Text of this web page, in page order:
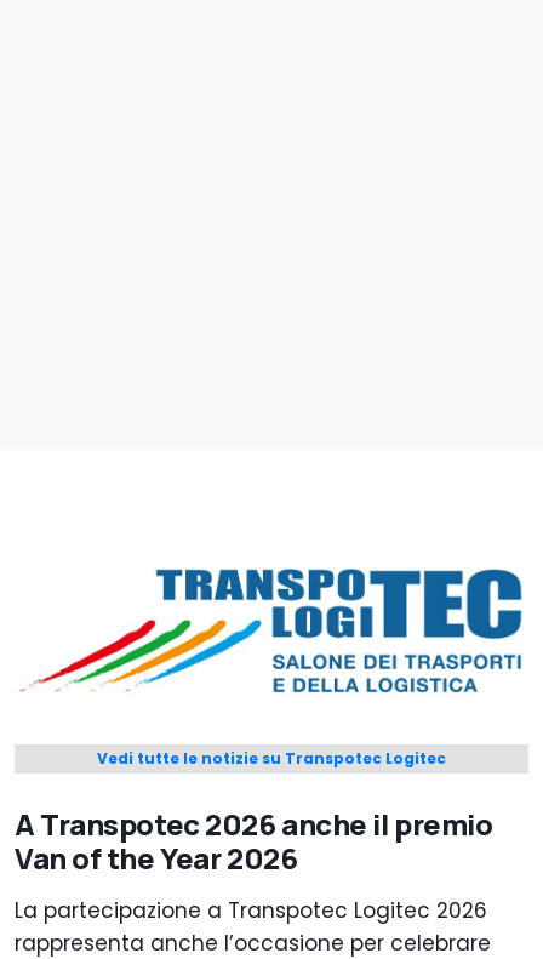
Vedi tutte le notizie su Transpotec Logitec
A Transpotec 2026 anche il premio
Van of the Year 2026
La partecipazione a Transpotec Logitec 2026
rappresenta anche l’occasione per celebrare